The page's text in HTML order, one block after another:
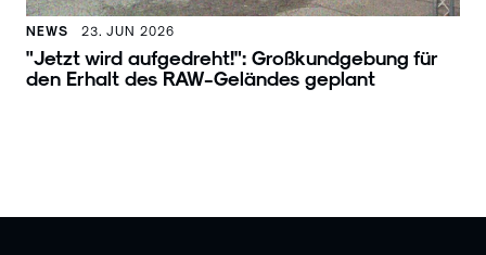
NEWS 23. JUN 2026
"Jetzt wird aufgedreht!": Großkundgebung für
den Erhalt des RAW-Geländes geplant